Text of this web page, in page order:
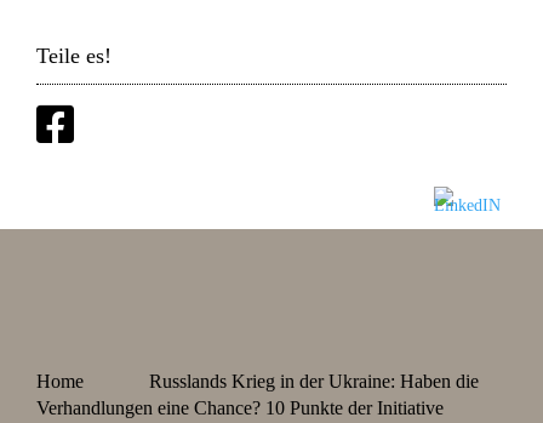
Teile es!
Home
Russlands Krieg in der Ukraine: Haben die
Verhandlungen eine Chance? 10 Punkte der Initiative